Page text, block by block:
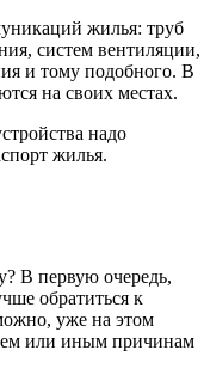
жилья: труб
систем вентиляции,
и тому подобного. В
на своих местах.
надо
жилья.
В первую очередь,
обратиться к
уже на этом
или иным причинам